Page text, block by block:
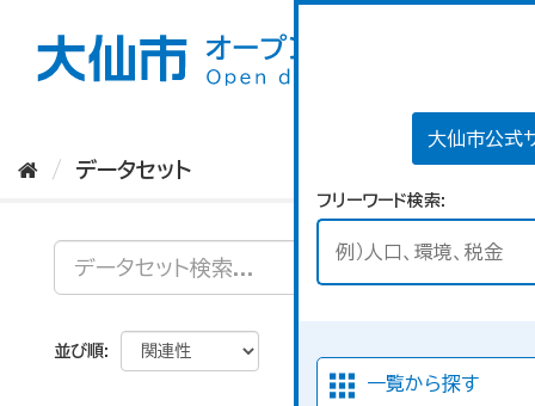
大仙市公式
フリーワード検索
一覧から探す
データセット
並び順